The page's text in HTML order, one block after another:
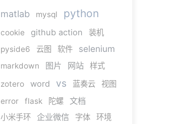
matlab mysql python
cookie github action
装机
pyside6
云图 软件 selenium
markdown 图片 网站
样式
zotero
word vs 蓝奏云
视图
error
flask 陀螺 文档
小米手环 企业微信 字体
环境